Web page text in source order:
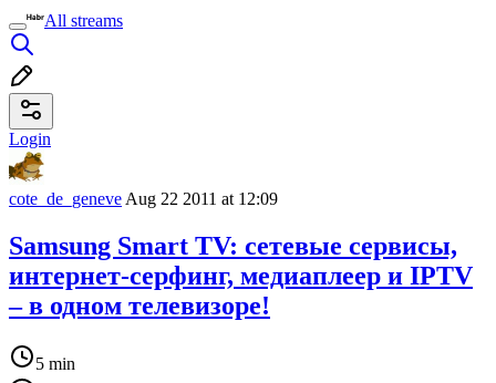
All streams
Login
cote_de_geneve Aug 22 2011 at 12:09
Samsung Smart TV: сетевые сервисы,
интернет-серфинг, медиаплеер и IPTV
– в одном телевизоре!
5 min